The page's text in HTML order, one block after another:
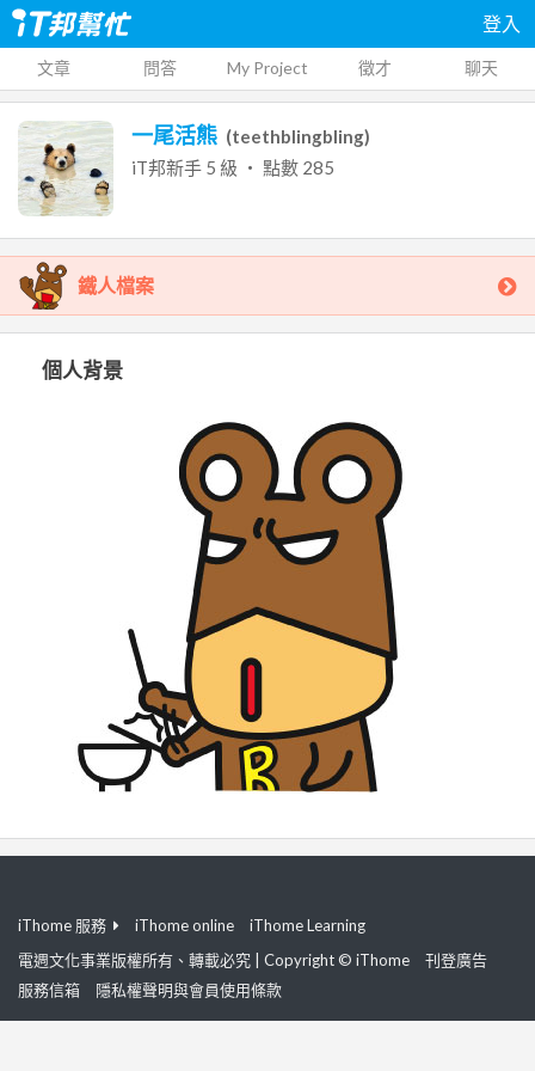
登入
文章 問答 My Project 徵才 聊天
一尾活熊 (teethblingbling)
iT邦新手 5 級 ‧ 點數 285
鐵人檔案
個人背景
iThome 服務 iThome online
iThome Learning
電週文化事業版權所有、轉載必究 | Copyright © iThome
刊登廣告
服務信箱
隱私權聲明與會員使用條款